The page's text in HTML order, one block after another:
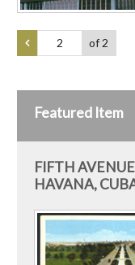
of 2
Featured Item
FIFTH
HAVANA,